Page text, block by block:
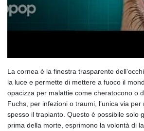
degli Europei
Media, nuova incursione israeliana in
nel sud-ovest
La cornea è la finestra trasparente
la luce e permette di mettere a fuoco il
opacizza per malattie come cheratocono o
Fuchs, per infezioni o traumi, l’unica via
spesso il trapianto. Questo è possibile solo
prima della morte, esprimono la volontà di